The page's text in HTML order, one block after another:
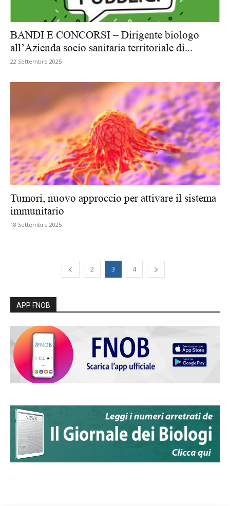
BANDI E CONCORSI – Dirigente biologo
all’Azienda socio sanitaria territoriale di...
22 Settembre 2025
Tumori, nuovo approccio per attivare il sistema
immunitario
18 Settembre 2025
2 3 4
APP FNOB